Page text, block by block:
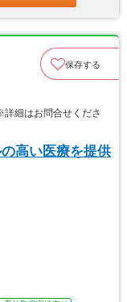
保存する
細はお問合せくださ
高い医療を提供